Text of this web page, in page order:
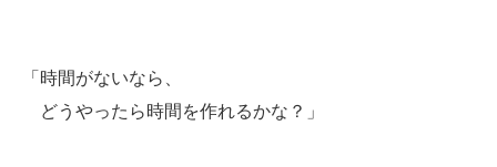
「時間がないなら、
どうやったら時間を作れるかな？」